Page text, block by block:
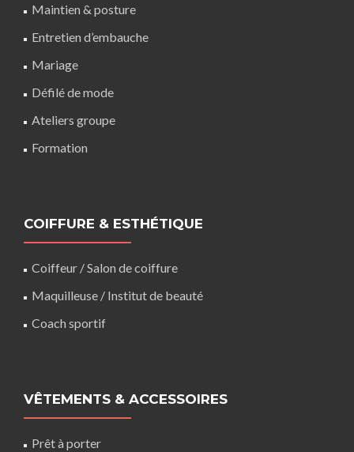
Maintien & posture
Entretien d’embauche
Mariage
Défilé de mode
Ateliers groupe
Formation
COIFFURE & ESTHÉTIQUE
Coiffeur /Salon de coiffure
Maquilleuse / Institut de beauté
Coach sportif
VÊTEMENTS & ACCESSOIRES
Prêt à porter